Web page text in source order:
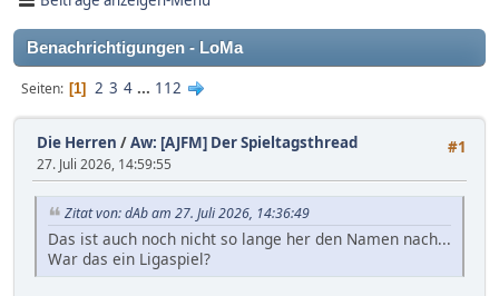
Benachrichtigungen - LoMa
Seiten 1 2 3 4 ... 112
#1
Die Herren /Aw: [AJFM] Der Spieltagsthread
27. Juli 2026, 14:59:55
Zitat von: dAb am 27. Juli 2026, 14:36:49
Das ist auch noch nicht so lange her den Namen nach...
War das ein Ligaspiel?